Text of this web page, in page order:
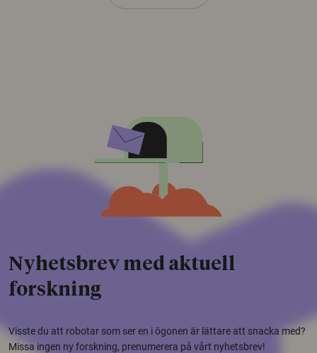
Nyhetsbrev med aktuell
forskning
Visste du att robotar som ser en i ögonen är lättare att snacka med?
Missa ingen ny forskning, prenumerera på vårt nyhetsbrev!